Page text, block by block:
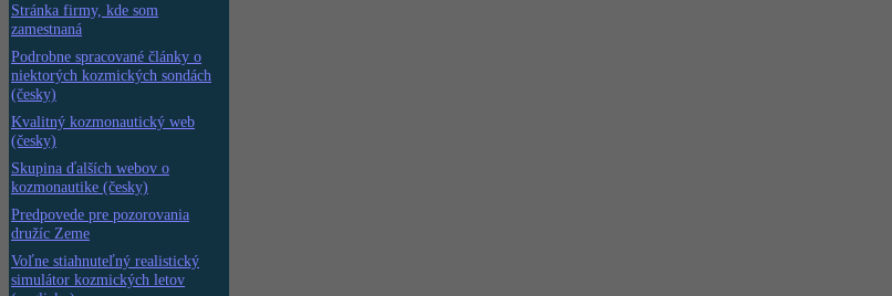
Stránka firmy, kde som
zamestnaná
Podrobne spracované články o
niektorých kozmických sondách
(česky)
Kvalitný kozmonautický web
(česky)
Skupina ďalších webov o
kozmonautike (česky)
Predpovede pre pozorovania
družíc Zeme
Voľne stiahnuteľný realistický
simulátor kozmických letov